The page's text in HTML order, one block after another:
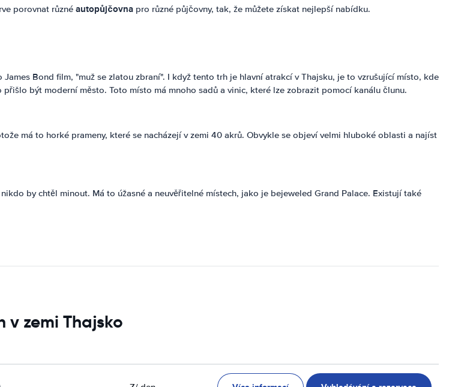
porovnat různé autopůjčovna pro různé půjčovny, tak, že můžete získat nejlepší nabídku.
Bond film, "muž se zlatou zbraní". I když tento trh je hlavní atrakcí v Thajsku, je to vzrušující místo, kde
být moderní město. Toto místo má mnoho sadů a vinic, které lze zobrazit pomocí kanálu člunu.
má to horké prameny, které se nacházejí v zemi 40 akrů. Obvykle se objeví velmi hluboké oblasti a najíst
by chtěl minout. Má to úžasné a neuvěřitelné místech, jako je bejeweled Grand Palace. Existují také
v zemi Thajsko